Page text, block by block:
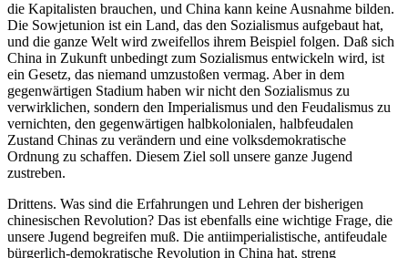
die Kapitalisten brauchen, und China kann keine Ausnahme bilden.
Die Sowjetunion ist ein Land, das den Sozialismus aufgebaut hat,
und die ganze Welt wird zweifellos ihrem Beispiel folgen. Daß sich
China in Zukunft unbedingt zum Sozialismus entwickeln wird, ist
ein Gesetz, das niemand umzustoßen vermag. Aber in dem
gegenwärtigen Stadium haben wir nicht den Sozialismus zu
verwirklichen, sondern den Imperialismus und den Feudalismus zu
vernichten, den gegenwärtigen halbkolonialen, halbfeudalen
Zustand Chinas zu verändern und eine volksdemokratische
Ordnung zu schaffen. Diesem Ziel soll unsere ganze Jugend
zustreben.
Drittens. Was sind die Erfahrungen und Lehren der bisherigen
chinesischen Revolution? Das ist ebenfalls eine wichtige Frage, die
unsere Jugend begreifen muß. Die antiimperialistische, antifeudale
bürgerlich-demokratische Revolution in China hat, streng